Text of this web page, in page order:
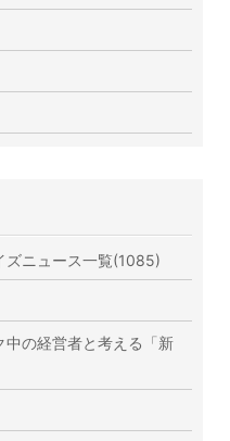
ズニュース一覧(1085)
中の経営者と考える「新